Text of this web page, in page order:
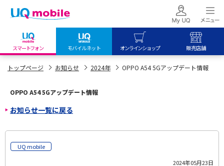
スマートフォン モバイルネット オンラインショップ 販売店舗
my UQ WiMAX
My UQ mobile
UQ mobile ご契約の方
UQ mobile
データチャージサイト
UQ mobile
UQ WiMAX
オンラインショップ
UQ mobile
UQ WiMAX
販売店舗
トップページ お知らせ 2024年 OPPO A54 5Gアップデート情報
OPPO A54 5Gアップデート情報
お知らせ一覧に戻る
UQ mobile
2024年05月23日